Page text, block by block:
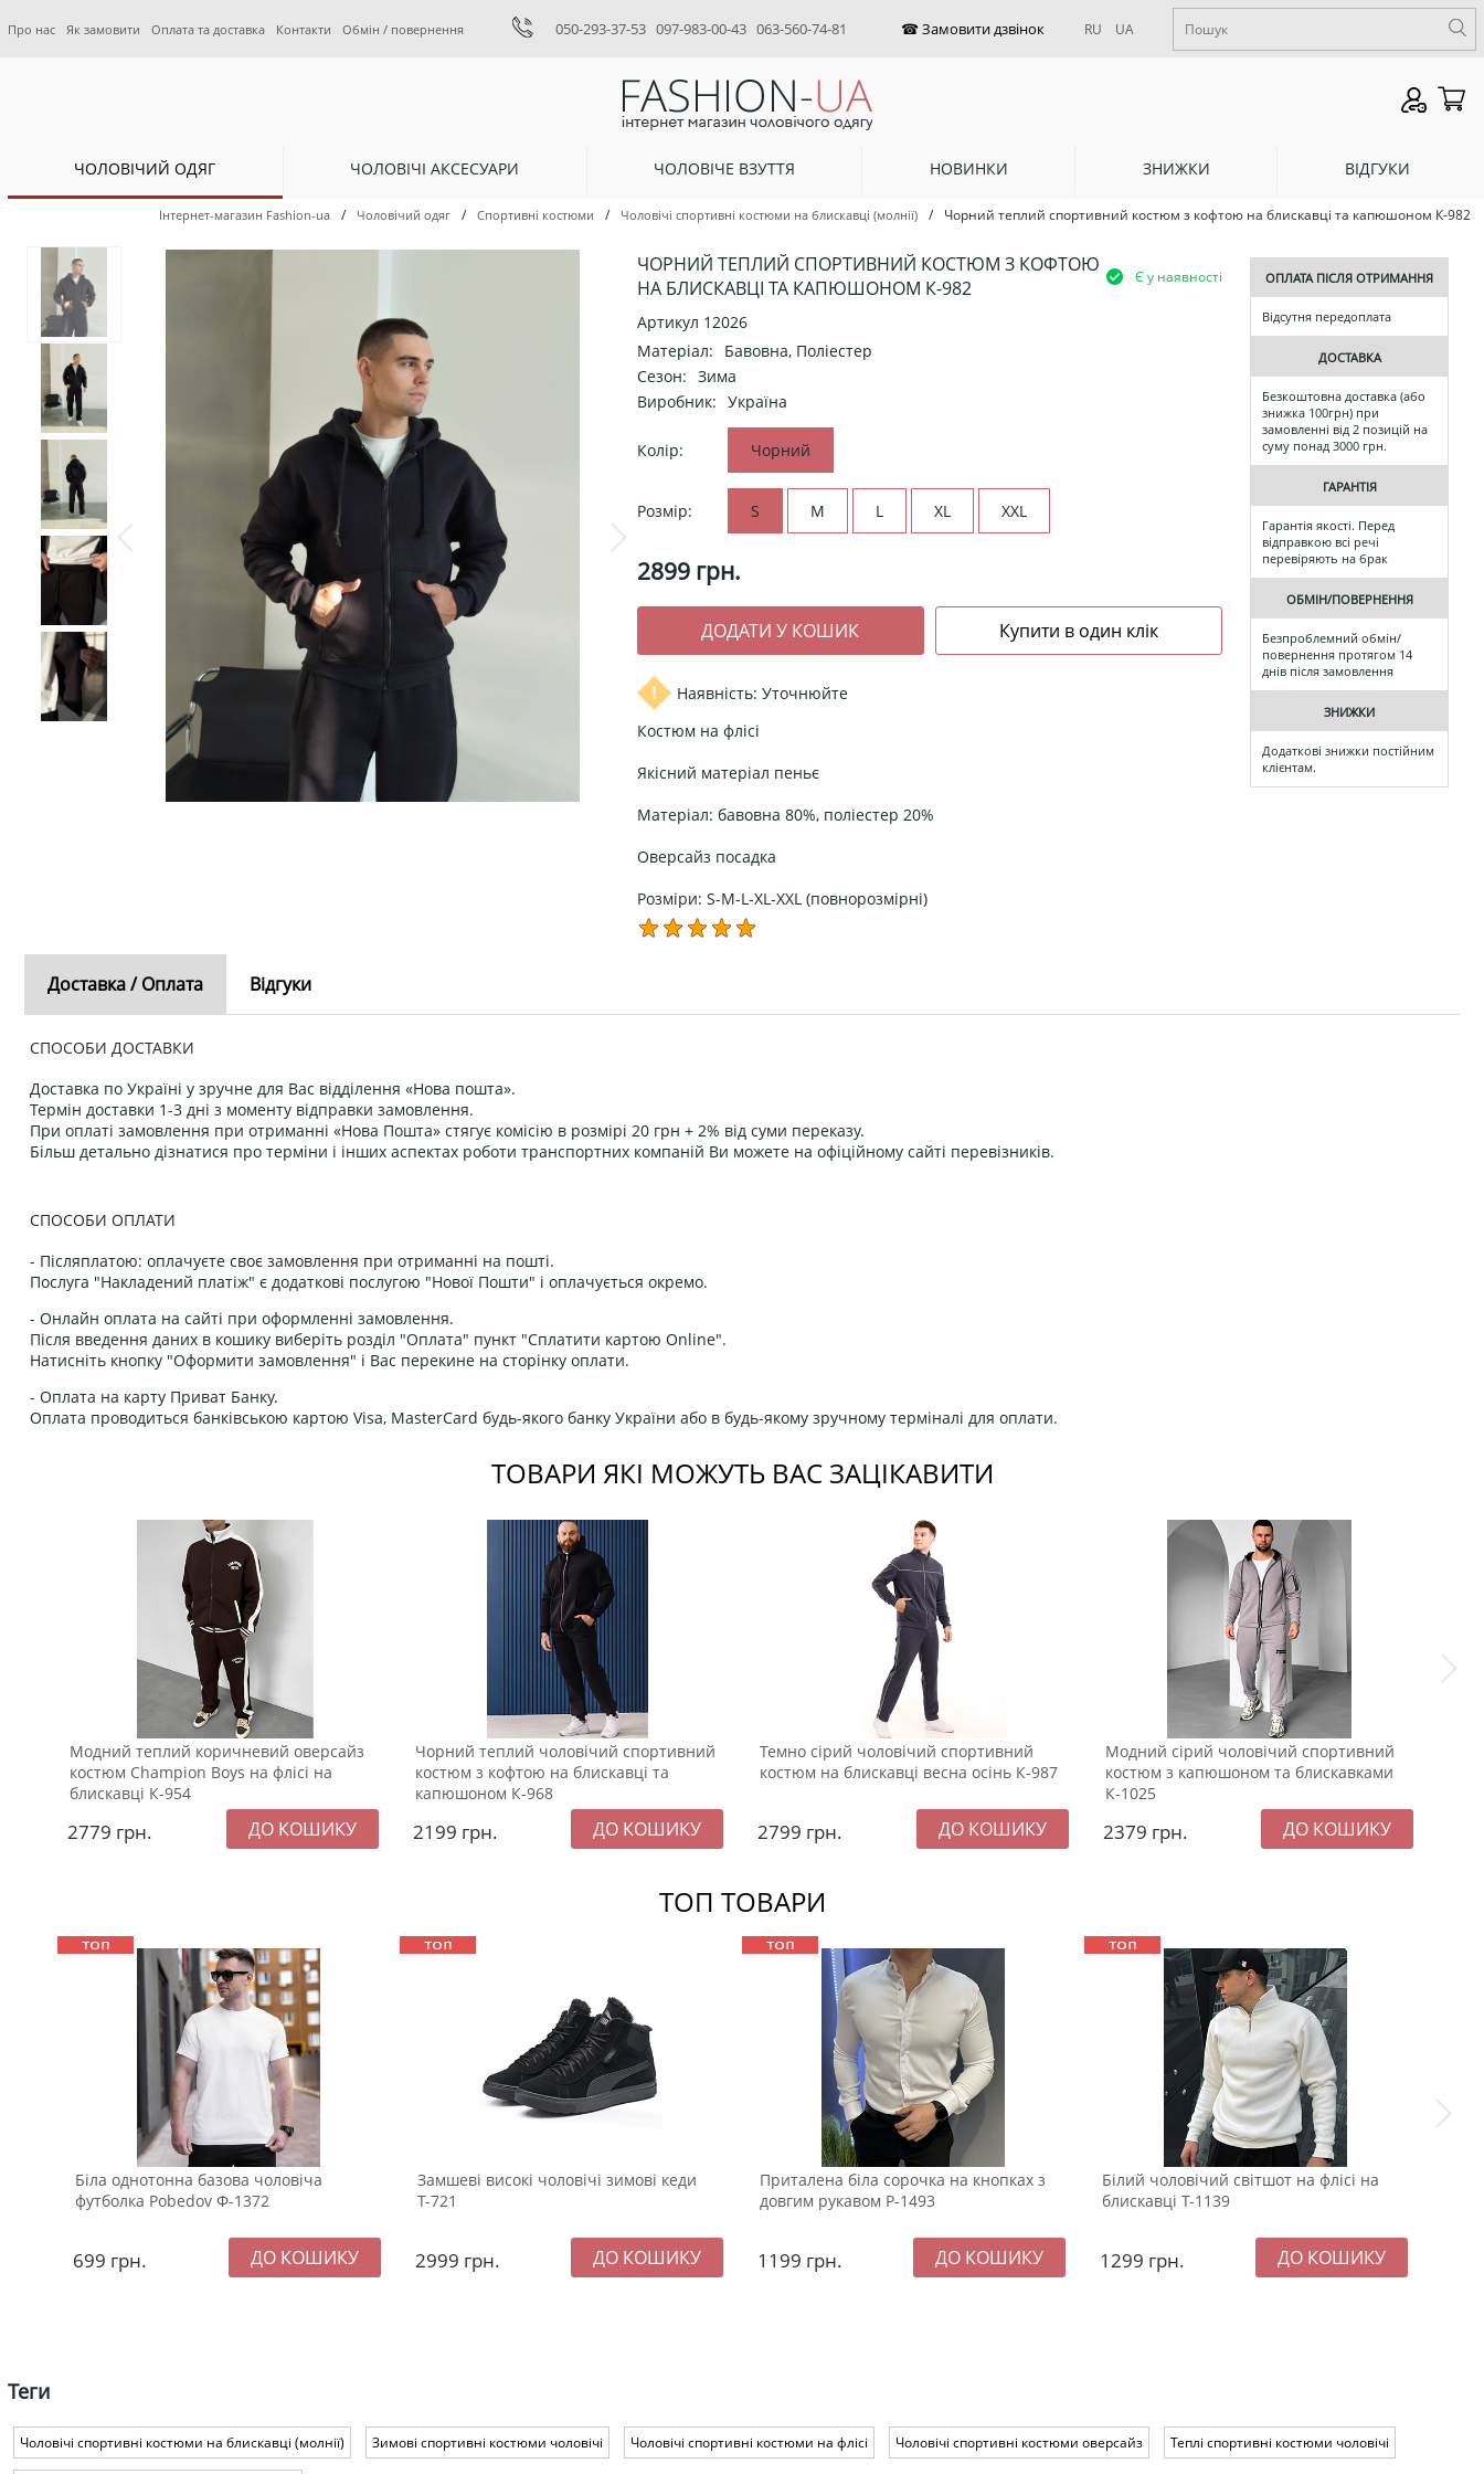
Про нас Як замовити Оплата та доставка Контакти Обмін / повернення 050-293-37-53 097-983-00-43 063-560-74-81 RU UA
ЧОЛОВІЧИЙ ОДЯГ ЧОЛОВІЧІ АКСЕСУАРИ ЧОЛОВІЧЕ ВЗУТТЯ НОВИНКИ ЗНИЖКИ ВІДГУКИ
Інтернет-магазин Fashion-ua / Чоловічий одяг / Спортивні костюми / Чоловічі спортивні костюми на блискавці (молнії) / Чорний теплий спортивний костюм з кофтою на блискавці та капюшоном К-982
ЧОРНИЙ ТЕПЛИЙ СПОРТИВНИЙ КОСТЮМ З КОФТОЮ
НА БЛИСКАВЦІ ТА КАПЮШОНОМ К-982
Є у наявності
Артикул 12026
Матеріал:
Бавовна, Поліестер
Сезон: Зима
Виробник: Україна
Колір: Чорний
Розмір: S M L XL XXL
2899 грн.
Наявність: Уточнюйте
Костюм на флісі
Якісний матеріал пеньє
Матеріал: бавовна 80%, поліестер 20%
Оверсайз посадка
Розміри: S-M-L-XL-XXL (повнорозмірні)
ОПЛАТА ПІСЛЯ ОТРИМАННЯ
Відсутня передоплата
ДОСТАВКА
Безкоштовна доставка (або
знижка 100грн) при
замовленні від 2 позицій на
суму понад 3000 грн.
ГАРАНТІЯ
Гарантія якості. Перед
відправкою всі речі
перевіряють на брак
ОБМІН/ПОВЕРНЕННЯ
Безпроблемний обмін/
повернення протягом 14
днів після замовлення
ЗНИЖКИ
Додаткові знижки постійним
клієнтам.
Доставка / Оплата Відгуки
СПОСОБИ ДОСТАВКИ
Доставка по Україні у зручне для Вас відділення «Нова пошта».
Термін доставки 1-3 дні з моменту відправки замовлення.
При оплаті замовлення при отриманні «Нова Пошта» стягує комісію в розмірі 20 грн + 2% від суми переказу.
Більш детально дізнатися про терміни і інших аспектах роботи транспортних компаній Ви можете на офіційному сайті перевізників.
СПОСОБИ ОПЛАТИ
- Післяплатою: оплачуєте своє замовлення при отриманні на пошті.
Послуга "Накладений платіж" є додаткові послугою "Нової Пошти" і оплачується окремо.
- Онлайн оплата на сайті при оформленні замовлення.
Після введення даних в кошику виберіть розділ "Оплата" пункт "Сплатити картою Online".
Натисніть кнопку "Оформити замовлення" і Вас перекине на сторінку оплати.
- Оплата на карту Приват Банку.
Оплата проводиться банківською картою Visa, MasterCard будь-якого банку України або в будь-якому зручному терміналі для оплати.
ТОВАРИ ЯКІ МОЖУТЬ ВАС ЗАЦІКАВИТИ
Модний теплий коричневий оверсайз
костюм Champion Boys на флісі на
блискавці К-954
2779 грн.
Чорний теплий чоловічий спортивний
костюм з кофтою на блискавці та
капюшоном К-968
2199 грн.
Темно сірий чоловічий спортивний
костюм на блискавці весна осінь К-987
2799 грн.
Модний сірий чоловічий спортивний
костюм з капюшоном та блискавками
К-1025
2379 грн.
ТОП ТОВАРИ
Біла однотонна базова чоловіча
футболка Pobedov Ф-1372
699 грн.
Замшеві високі чоловічі зимові кеди
Т-721
2999 грн.
Приталена біла сорочка на кнопках з
довгим рукавом Р-1493
1199 грн.
Білий чоловічий світшот на флісі на
блискавці Т-1139
1299 грн.
Теги
Чоловічі спортивні костюми на блискавці (молнії) Зимові спортивні костюми чоловічі Чоловічі спортивні костюми на флісі Чоловічі спортивні костюми оверсайз Теплі спортивні костюми чоловічі